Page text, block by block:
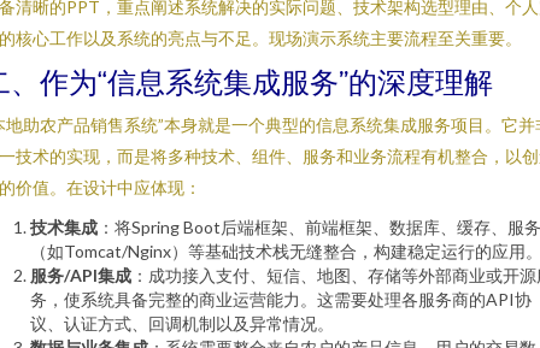
清晰的PPT，重点阐述系统解决的实际问题、技术架构选型理由、个
核心工作以及系统的亮点与不足。现场演示系统主要流程至关重要。
、作为“信息系统集成服务”的深度理解
地助农产品销售系统”本身就是一个典型的信息系统集成服务项目。它并
技术的实现，而是将多种技术、组件、服务和业务流程有机整合，以
价值。在设计中应体现：
技术集成 ：将Spring Boot后端框架、前端框架、数据库、缓存、服
（如Tomcat/Nginx）等基础技术栈无缝整合，构建稳定运行的应用
服务/API集成 ：成功接入支付、短信、地图、存储等外部商业或开源
务，使系统具备完整的商业运营能力。这需要处理各服务商的API协
议、认证方式、回调机制以及异常情况。